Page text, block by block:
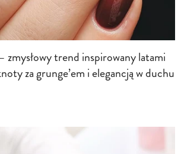
zmysłowy trend inspirowany latami
za grunge’em i elegancją w duchu